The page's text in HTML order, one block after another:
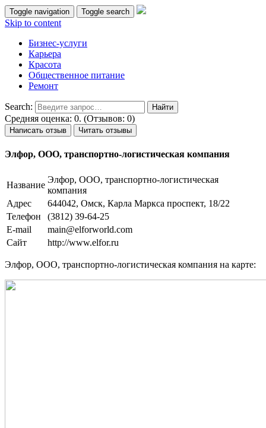
Toggle navigation Toggle search
Skip to content
Бизнес-услуги
Карьера
Красота
Общественное питание
Ремонт
Search:
Средняя оценка: 0. (Отзывов: 0)
Написать отзыв Читать отзывы
Элфор, ООО, транспортно-логистическая компания
Название
Элфор, ООО, транспортно-логистическая
компания
Адрес
644042, Омск, Карла Маркса проспект, 18/22
Телефон
(3812) 39-64-25
E-mail
main@elforworld.com
Сайт
http://www.elfor.ru
Элфор, ООО, транспортно-логистическая компания на карте: